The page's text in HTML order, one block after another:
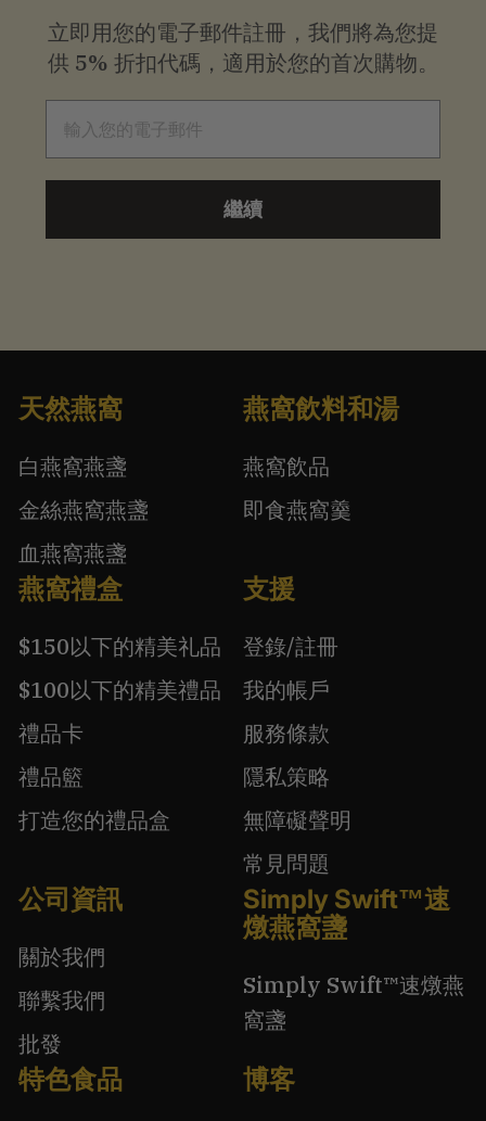
立即用您的電子郵件註冊，我們將為您提
供 5% 折扣代碼，適用於您的首次購物。
繼續
天然燕窩
白燕窩燕盞
金絲燕窩燕盞
血燕窩燕盞
燕窩飲料和湯
燕窩飲品
即食燕窩羹
燕窩禮盒
$150以下的精美礼品
$100以下的精美禮品
禮品卡
禮品籃
打造您的禮品盒
支援
登錄/註冊
我的帳戶
服務條款
隱私策略
無障礙聲明
常見問題
公司資訊
關於我們
聯繫我們
批發
Simply Swift™速
燉燕窩盞
Simply Swift™速燉燕
窩盞
特色食品 博客